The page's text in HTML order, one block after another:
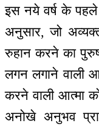
इस नये वर्ष के पहले
अनुसार, जो
रुहान करने का
लगन लगाने वाली
करने वाली आत्मा
अनोखे अनुभव